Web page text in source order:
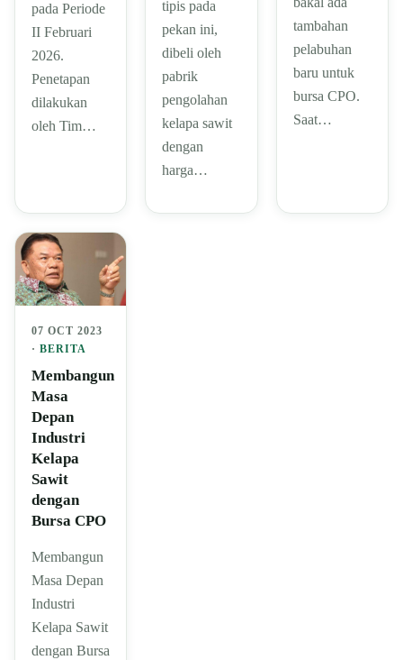
pada Periode
II Februari
2026.
Penetapan
dilakukan
oleh Tim…
tipis pada
pekan ini,
dibeli oleh
pabrik
pengolahan
kelapa sawit
dengan
harga…
tambahan
pelabuhan
baru untuk
bursa CPO.
Saat…
07 OCT 2023
· BERITA
Membangun
Masa
Depan
Industri
Kelapa
Sawit
dengan
Bursa CPO
Membangun
Masa Depan
Industri
Kelapa Sawit
dengan Bursa